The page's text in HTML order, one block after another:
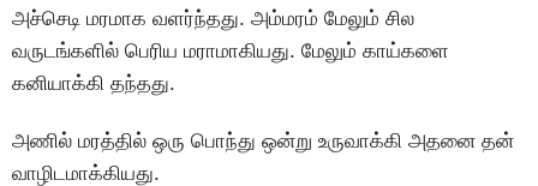
அச்செடி மரமாக வளர்ந்தது. அம்மரம் மேலும் சில
வருடங்களில் பெரிய மராமாகியது. மேலும் காய்களை
கனியாக்கி தந்தது.
அணில் மரத்தில் ஒரு பொந்து ஒன்று உருவாக்கி அதனை தன்
வாழிடமாக்கியது.